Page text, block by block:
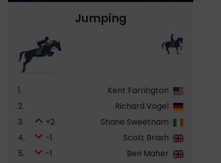
Jumping
1.
Kent Farrington
2.
Richard Vogel
3.
+2
Shane Sweetnam
4.
-1
Scott Brash
5.
-1
Ben Maher